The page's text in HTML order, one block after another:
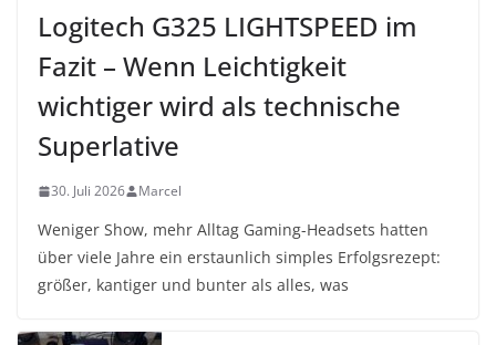
Logitech G325 LIGHTSPEED im
Fazit – Wenn Leichtigkeit
wichtiger wird als technische
Superlative
30. Juli 2026 Marcel
Weniger Show, mehr Alltag Gaming-Headsets hatten
über viele Jahre ein erstaunlich simples Erfolgsrezept:
größer, kantiger und bunter als alles, was